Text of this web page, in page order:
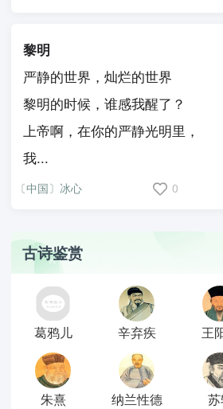
黎明
严静的世界，灿烂的世界
黎明的时候，谁感我醒了？
上帝啊，在你的严静光明里，
我...
〔中国〕冰心 0
古诗鉴赏
葛鸦儿 辛弃疾 王
朱熹 纳兰性德